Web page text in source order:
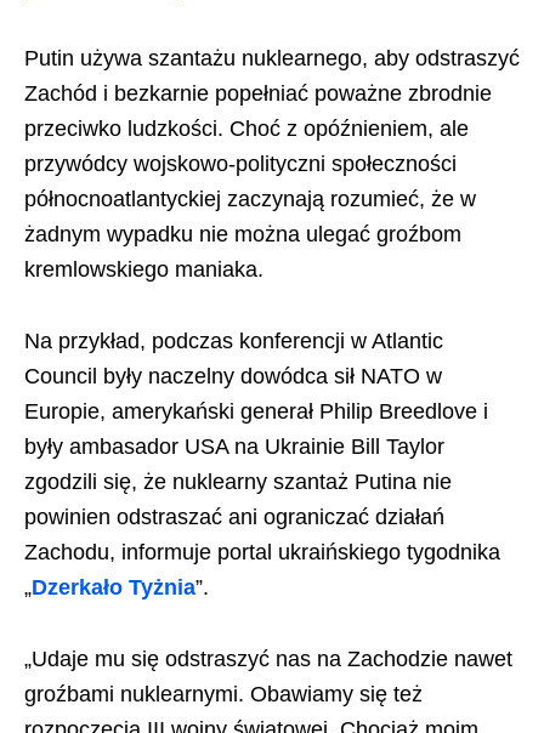
Putin używa szantażu nuklearnego, aby odstraszyć
Zachód i bezkarnie popełniać poważne zbrodnie
przeciwko ludzkości. Сhoć z opóźnieniem, ale
przywódcy wojskowo-polityczni społeczności
północnoatlantyckiej zaczynają rozumieć, że w
żadnym wypadku nie można ulegać groźbom
kremlowskiego maniaka.
Na przykład, podczas konferencji w Atlantic
Council były naczelny dowódca sił NATO w
Europie, amerykański generał Philip Breedlove i
były ambasador USA na Ukrainie Bill Taylor
zgodzili się, że nuklearny szantaż Putina nie
powinien odstraszać ani ograniczać działań
Zachodu, informuje portal ukraińskiego tygodnika
„Dzerkało Tyżnia”.
„Udaje mu się odstraszyć nas na Zachodzie nawet
groźbami nuklearnymi. Obawiamy się też